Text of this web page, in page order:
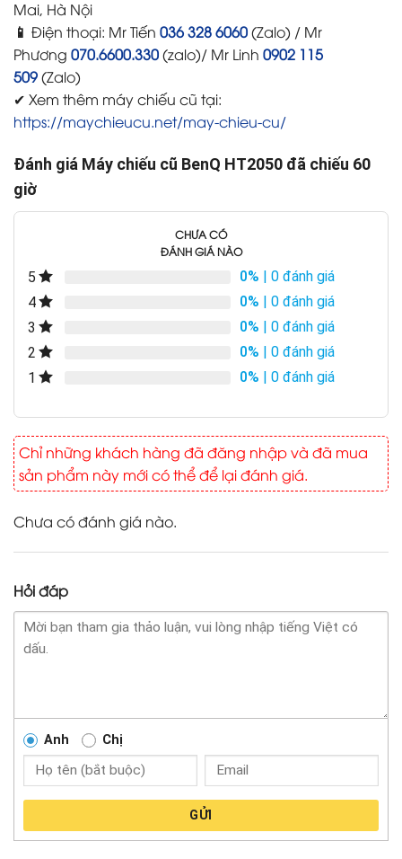
Mai, Hà Nội
📱 Điện thoại: Mr Tiến 036 328 6060(Zalo) / Mr
Phương 070.6600.330(zalo)/ Mr Linh 0902 115
509(Zalo)
✔ Xem thêm máy chiếu cũ tại:
https://maychieucu.net/may-chieu-cu/
Đánh giá Máy chiếu cũ BenQ HT2050 đã chiếu 60
giờ
CHƯA CÓ
ĐÁNH GIÁ NÀO
5 0% | 0 đánh giá
4
0% | 0 đánh giá
3
0% | 0 đánh giá
2
0% | 0 đánh giá
1
0% | 0 đánh giá
Chỉ những khách hàng đã đăng nhập và đã mua
sản phẩm này mới có thể để lại đánh giá.
Chưa có đánh giá nào.
Hỏi đáp
Anh Chị
GỬI